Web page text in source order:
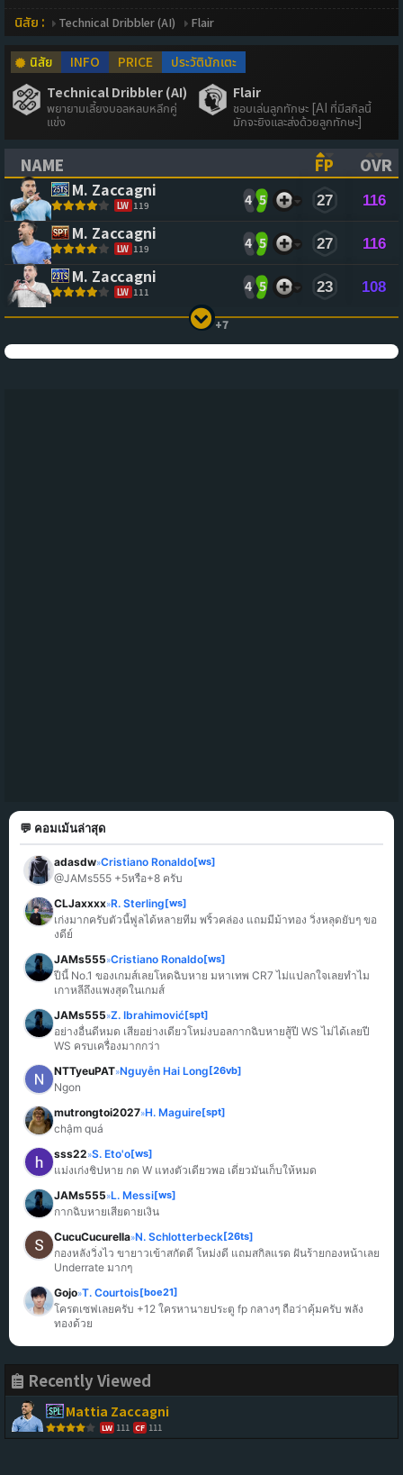
นิสัย : Technical Dribbler (AI) Flair
นิสัย INFO PRICE
ประวัตินักเตะ
Technical Dribbler (AI)
พยายามเลี้ยงบอลหลบหลีกคู่
แข่ง
Flair
ชอบเล่นลูกทักษะ [AI ที่มีสกิลนี้
มักจะยิงและส่งด้วยลูกทักษะ]
NAME
(CLICK TO SORT ASCENDING)
FP
OVR
M. Zaccagni
LW 119 4 5 27 116
M. Zaccagni
LW 119 4 5 27 116
M. Zaccagni
LW 111 4 5 23 108
+7
💬 คอมเม้นล่าสุด
adasdw»Cristiano Ronaldo[ws]
@JAMs555 +5หรือ+8 ครับ
CLJaxxxx»R. Sterling[ws]
เก่งมากครับตัวนี้ฟูลได้หลายทีม พริ้วคล่อง แถมมีม้าทอง วิ่งหลุดยับๆ ขอ
งดีย์
JAMs555»Cristiano Ronaldo[ws]
ปีนี้ No.1 ของเกมส์เลยโหดฉิบหาย มหาเทพ CR7 ไม่แปลกใจเลยทำไม
เกาหลีถึงแพงสุดในเกมส์
JAMs555»Z. Ibrahimović[spt]
อย่างอื่นดีหมด เสียอย่างเดียวโหม่งบอลกากฉิบหายสู้ปี WS ไม่ได้เลยปี
WS ครบเครื่องมากกว่า
NTTyeuPAT»Nguyễn Hai Long [26vb]
Ngon
mutrongtoi2027»H. Maguire[spt]
chậm quá
sss22»S. Eto'o[ws]
แม่งเก่งชิปหาย กด W แทงตัวเดียวพอ เดี๋ยวมันเก็บให้หมด
JAMs555»L. Messi[ws]
กากฉิบหายเสียดายเงิน
CucuCucurella»N. Schlotterbeck[26ts]
กองหลังวิ่งไว ขายาวเข้าสกัดดี โหม่งดี แถมสกิลแรด ฝันร้ายกองหน้าเลย
Underrate มากๆ
Gojo»T. Courtois[boe21]
โครตเซฟเลยครับ +12 ใครหานายประตู fp กลางๆ ถือว่าคุ้มครับ พลัง
ทองด้วย
Recently Viewed
Mattia Zaccagni
LW 111 CF 111